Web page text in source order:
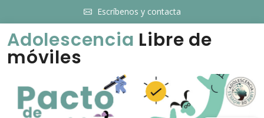
Escríbenos y contacta
Adolescencia Libre de
móviles